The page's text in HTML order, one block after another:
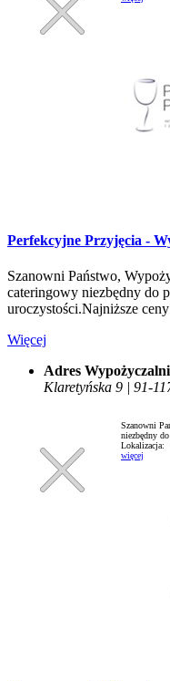
Perfekcyjne Przyjęcia -
Szanowni Państwo,
cateringowy niezbędny do
uroczystości.Najniższe
Więcej
Adres
Klaretyńska 9 | 91-
Szanowni
niezbędny
Lokalizacja:
więcej